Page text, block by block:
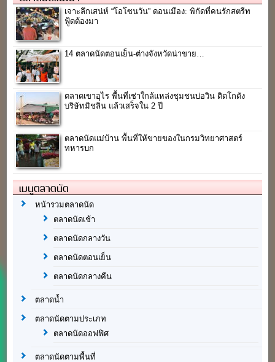
เจาะลึกเสน่ห์ “โอโซนวัน” ดอนเมือง: พิกัดที่คนรักสตรีท
ฟู้ดต้องมา
14 ตลาดนัดตอนเย็น-ต่างจังหวัดน่าขาย…
ตลาดเขาอุไร พื้นที่เช่าใกล้แหล่งชุมชนบ่อวิน ติดโกดัง
บริษัทมิชลิน แล้วเสร็จใน 2 ปี
ตลาดนัดแม่บ้าน พื้นที่ให้ขายของในกรมวิทยาศาสตร์
ทหารบก
เมนูตลาดนัด
หน้ารวมตลาดนัด
ตลาดนัดเช้า
ตลาดนัดกลางวัน
ตลาดนัดตอนเย็น
ตลาดนัดกลางคืน
ตลาดน้ำ
ตลาดนัดตามประเภท
ตลาดนัดออฟฟิศ
ตลาดนัดตามพื้นที่